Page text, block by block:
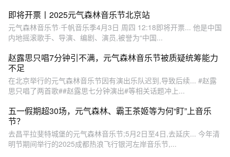
即将开票丨2025元气森林音乐节北京站
元气森林音乐节·千帆音乐季4月3日 周四 12:18即将开票... 他是中国
内地摇滚歌手、导演、编剧、演员,被誉为“中国...
赵露思只唱7分钟引不满，元气森林音乐节被质疑统筹能力
不足
在北京举行的元气森林音乐节因有演出乐队迟到,导致后续... #赵露
思只唱了两首歌##赵露思七分钟演出#等相关话题冲上...
五一假期超30场，元气森林、霸王茶姬等为何“盯”上音乐
节？
去昌平拉斐特城堡的元气森林音乐节;5月2日至4日,去延庆... 今年清
明节期间举行的2025成都热浪飞行银河左岸音乐节,...